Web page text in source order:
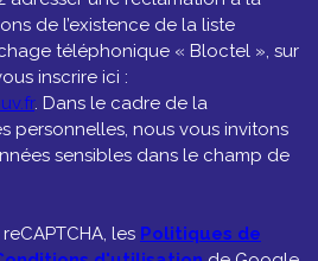
de l’existence de la liste
téléphonique « Bloctel », sur
inscrire ici :
. Dans le cadre de la
nous vous invitons
sensibles dans le champ de
les Politiques de
d'utilisationde Google